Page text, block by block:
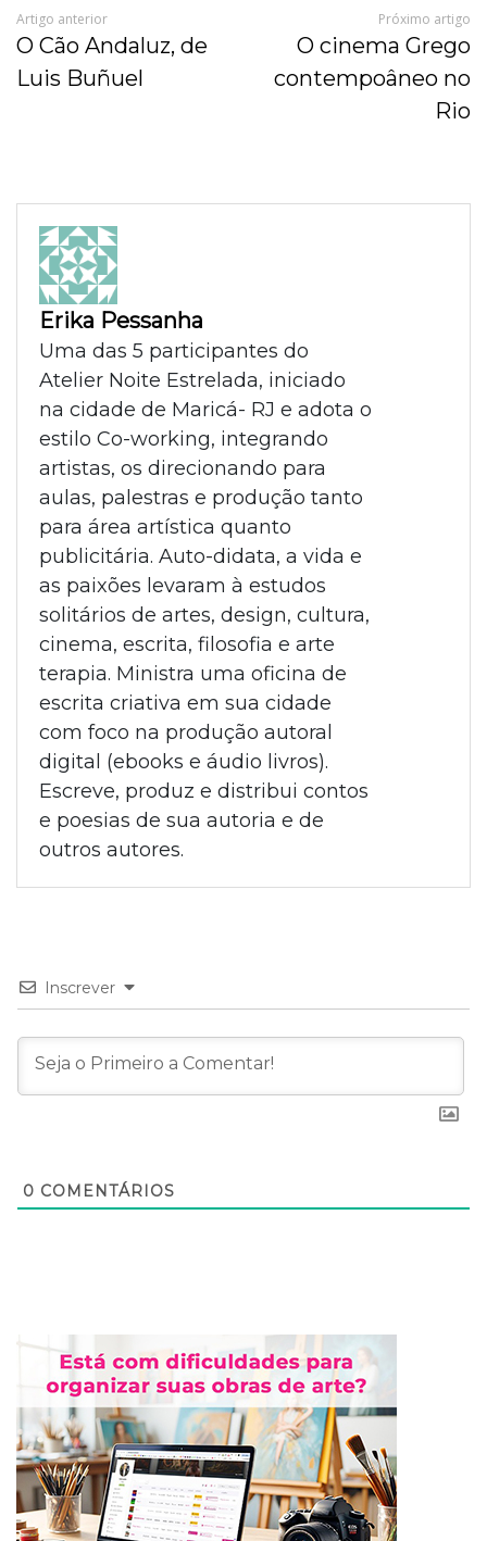
Artigo anterior
O Cão Andaluz, de
Luis Buñuel
Próximo artigo
O cinema Grego
contempoâneo no
Rio
Erika Pessanha
Uma das 5 participantes do
Atelier Noite Estrelada, iniciado
na cidade de Maricá- RJ e adota o
estilo Co-working, integrando
artistas, os direcionando para
aulas, palestras e produção tanto
para área artística quanto
publicitária. Auto-didata, a vida e
as paixões levaram à estudos
solitários de artes, design, cultura,
cinema, escrita, filosofia e arte
terapia. Ministra uma oficina de
escrita criativa em sua cidade
com foco na produção autoral
digital (ebooks e áudio livros).
Escreve, produz e distribui contos
e poesias de sua autoria e de
outros autores.
Inscrever
0 COMENTÁRIOS